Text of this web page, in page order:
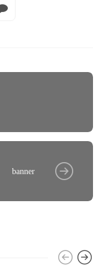
banner